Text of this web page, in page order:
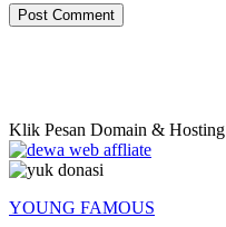
Klik Pesan Domain & Hosting
YOUNG FAMOUS